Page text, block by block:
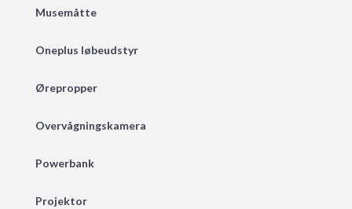
Musemåtte
Oneplus løbeudstyr
Ørepropper
Overvågningskamera
Powerbank
Projektor